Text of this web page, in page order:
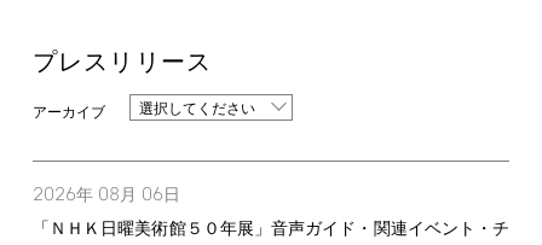
プレスリリース
選択してください
2026年 08月 06 日
「ＮＨＫ日曜美術館５０年展」音声ガイド・関連イベント・チ